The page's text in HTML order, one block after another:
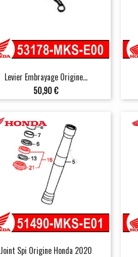
Levier Embrayage Origine...
Prix
50,90 €
Joint Spi Origine Honda 2020